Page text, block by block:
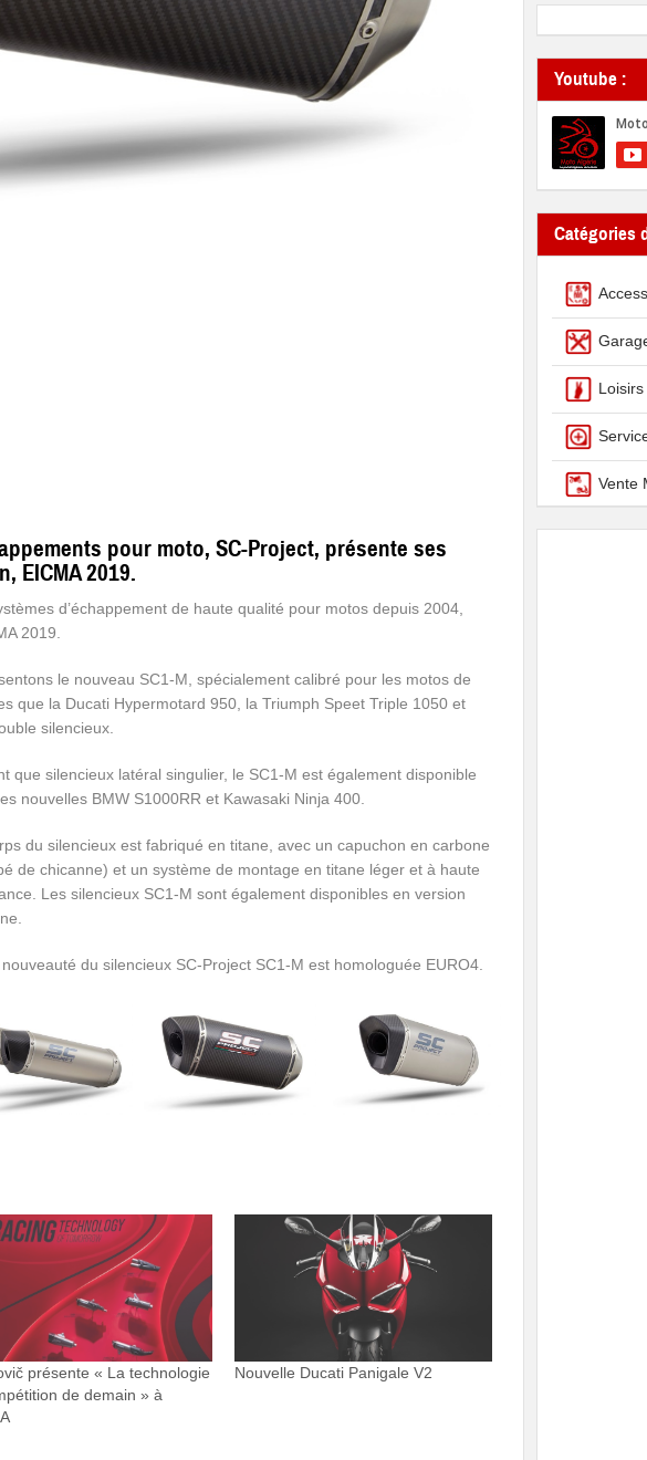
pour moto, SC-Project, présente ses
EICMA 2019.
d’échappement de haute qualité pour motos depuis 2004,
2019.
le nouveau SC1-M, spécialement calibré pour les motos de
que la Ducati Hypermotard 950, la Triumph Speet Triple 1050 et
silencieux.
que silencieux latéral singulier, le SC1-M est également disponible
nouvelles BMW S1000RR et Kawasaki Ninja 400.
du silencieux est fabriqué en titane, avec un capuchon en carbone
de chicanne) et un système de montage en titane léger et à haute
Les silencieux SC1-M sont également disponibles en version
du silencieux SC-Project SC1-M est homologuée EURO4.
présente « La technologie
de demain » à
Nouvelle Ducati Panigale V2
Youtube :
Catégories
Vente